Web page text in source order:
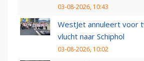
03-08-2026, 10:43
WestJet annuleert voor
vlucht naar Schiphol
03-08-2026, 10:02